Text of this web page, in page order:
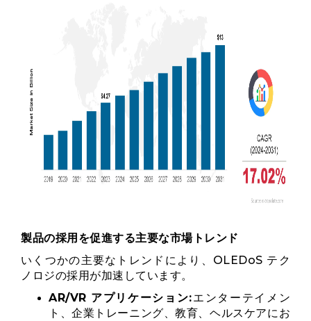
製品の採用を促進する主要な市場トレンド
いくつかの主要なトレンドにより、OLEDoS テク
ノロジの採用が加速しています。
AR/VR アプリケーション:エンターテイメン
ト、企業トレーニング、教育、ヘルスケアにお